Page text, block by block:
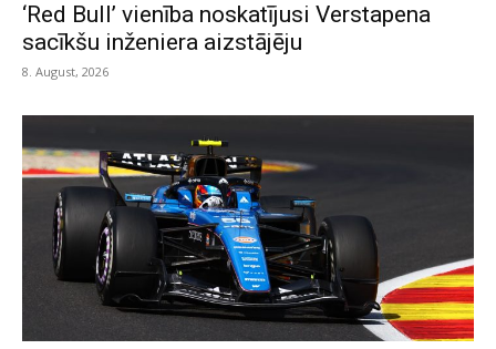
‘Red Bull’ vienība noskatījusi Verstapena
sacīkšu inženiera aizstājēju
8. August, 2026